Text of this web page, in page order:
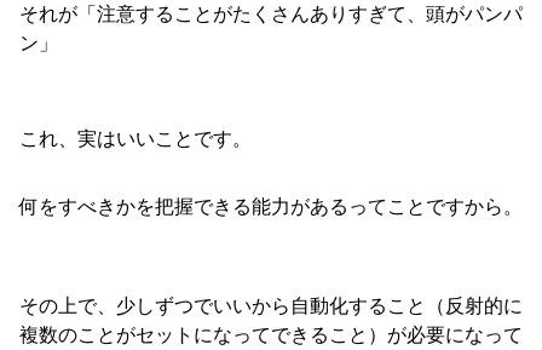
それが「注意することがたくさんありすぎて、頭がパンパ
ン」
これ、実はいいことです。
何をすべきかを把握できる能力があるってことですから。
その上で、少しずつでいいから自動化すること（反射的に
複数のことがセットになってできること）が必要になって